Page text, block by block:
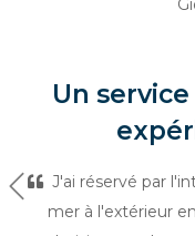
Un
J'ai réservé par
mer à l'extérieur
Précédent